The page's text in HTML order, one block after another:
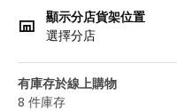
顯示分店貨架位置
選擇分店
有庫存於線上購物
8 件庫存